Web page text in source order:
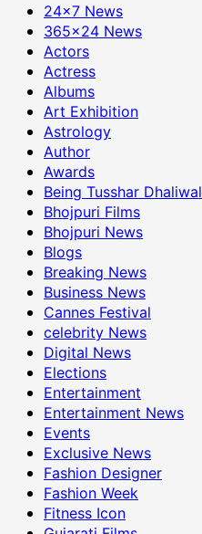
24×7 News
365×24 News
Actors
Actress
Albums
Art Exhibition
Astrology
Author
Awards
Being Tusshar Dhaliwal
Bhojpuri Films
Bhojpuri News
Blogs
Breaking News
Business News
Cannes Festival
celebrity News
Digital News
Elections
Entertainment
Entertainment News
Events
Exclusive News
Fashion Designer
Fashion Week
Fitness Icon